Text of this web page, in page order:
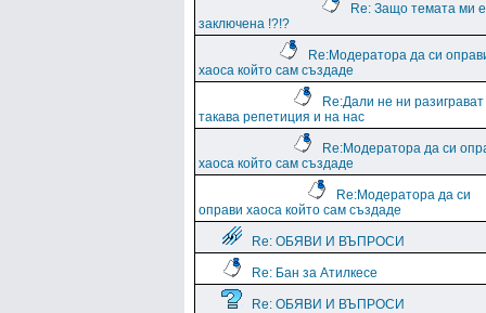
Re: Защо темата ми е
заключена !?!?
Re:Модератора да си
хаоса който сам създаде
Re:Дали не ни разиграват
такава репетиция и на нас
Re:Модератора да си
хаоса който сам създаде
Re:Модератора да си
оправи хаоса който сам създаде
Re: ОБЯВИ И ВЪПРОСИ
Re: Бан за Атилкесе
Re: ОБЯВИ И ВЪПРОСИ